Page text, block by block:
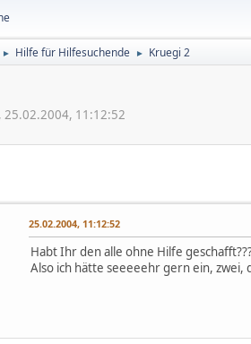
► Hilfe für Hilfesuchende ► Kruegi 2
25.02.2004, 11:12:52
25.02.2004, 11:12:52
Habt Ihr den alle ohne Hilfe
Also ich hätte seeeeehr gern ein, zwei,